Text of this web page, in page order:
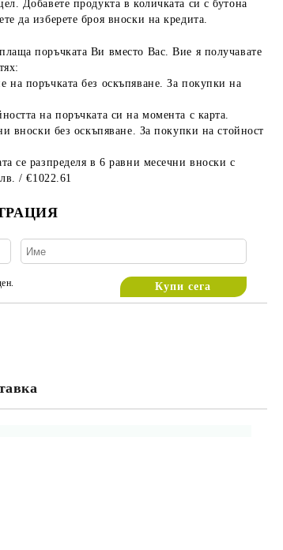
Добавете продукта в количката си с бутона
да изберете броя вноски на кредита.
поръчката Ви вместо Вас. Вие я получавате
поръчката без оскъпяване. За покупки на
на поръчката си на момента с карта.
вноски без оскъпяване. За покупки на стойност
се разпределя в 6 равни месечни вноски с
/ €1022.61